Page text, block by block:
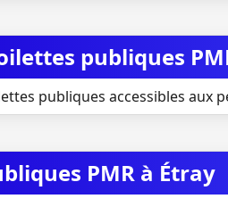
publiques
publiques accessibles aux
PMR à Étray